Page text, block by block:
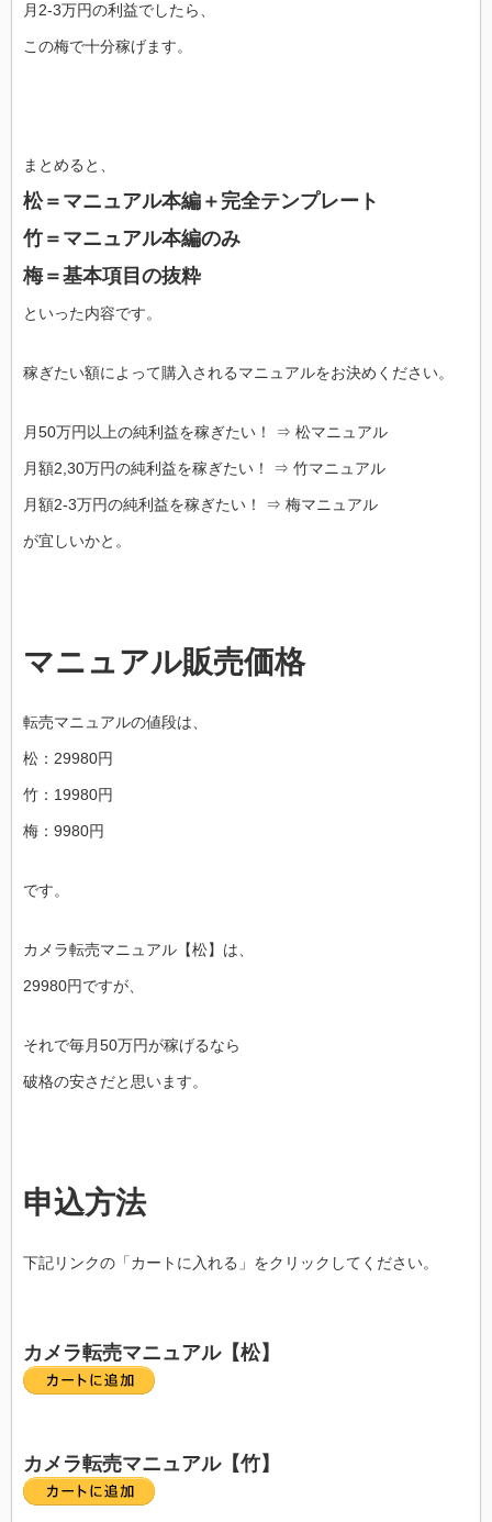
月2-3万円の利益でしたら、
この梅で十分稼げます。
まとめると、
松＝マニュアル本編＋完全テンプレート
竹＝マニュアル本編のみ
梅＝基本項目の抜粋
といった内容です。
稼ぎたい額によって購入されるマニュアルをお決めください。
月50万円以上の純利益を稼ぎたい！ ⇒ 松マニュアル
月額2,30万円の純利益を稼ぎたい！ ⇒ 竹マニュアル
月額2-3万円の純利益を稼ぎたい！ ⇒ 梅マニュアル
が宜しいかと。
マニュアル販売価格
転売マニュアルの値段は、
松：29980円
竹：19980円
梅：9980円
です。
カメラ転売マニュアル【松】は、
29980円ですが、
それで毎月50万円が稼げるなら
破格の安さだと思います。
申込方法
下記リンクの「カートに入れる」をクリックしてください。
カメラ転売マニュアル【松】
カメラ転売マニュアル【竹】